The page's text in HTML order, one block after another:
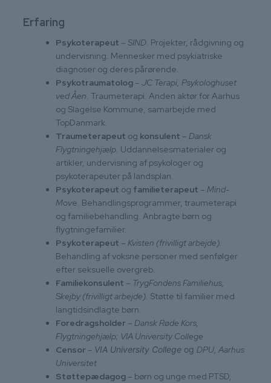
Erfaring
Psykoterapeut – SIND. Projekter, rådgivning og
undervisning. Mennesker med psykiatriske
diagnoser og deres pårørende.
Psykotraumatolog – JC Terapi, Psykologhuset
ved Åen. Traumeterapi. Anden aktør for Aarhus
og Slagelse Kommune, samarbejde med
TopDanmark.
Traumeterapeut og konsulent – Dansk
Flygtningehjælp. Uddannelsesmaterialer og
artikler, undervisning af psykologer og
psykoterapeuter på landsplan.
Psykoterapeut og familieterapeut – Mind-
Move. Behandlingsprogrammer, traumeterapi
og familiebehandling. Anbragte børn og
flygtningefamilier.
Psykoterapeut – Kvisten (frivilligt arbejde).
Behandling af voksne personer med senfølger
efter seksuelle overgreb.
Familiekonsulent – TrygFondens Familiehus,
Skejby (frivilligt arbejde). Støtte til familier med
langtidsindlagte børn.
Foredragsholder – Dansk Røde Kors,
Flygtningehjælp; VIA University College
Censor – VIA University College og DPU, Aarhus
Universitet
Støttepædagog – børn og unge med PTSD,